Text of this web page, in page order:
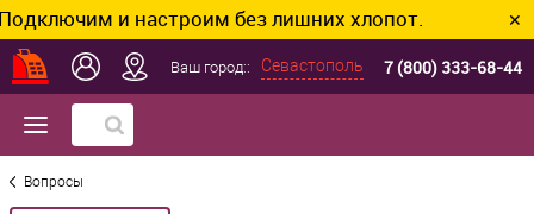
и настроим без лишних хлопот. ✕
Ваш город:: Севастополь 7 (800) 333-68-44
Вопросы